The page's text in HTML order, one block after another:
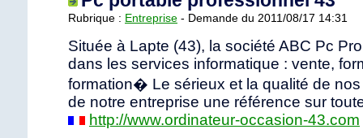
Rubrique : Entreprise - Demande du 2011/08/17 14:31
Située à Lapte (43), la société ABC Pc
dans les services informatique : vente,
formation� Le sérieux et la qualité de
de notre entreprise une référence sur
http://www.ordinateur-occasion-43.com